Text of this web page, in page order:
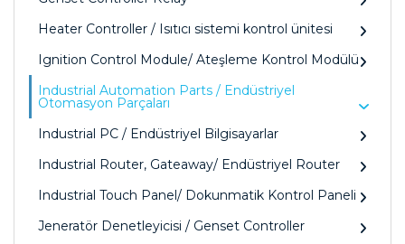
Heater Controller / Isıtıcı sistemi kontrol ünitesi
Ignition Control Module/ Ateşleme Kontrol Modülü
Industrial Automation Parts / Endüstriyel
Otomasyon Parçaları
Industrial PC / Endüstriyel Bilgisayarlar
Industrial Router, Gateaway/ Endüstriyel Router
Industrial Touch Panel/ Dokunmatik Kontrol Paneli
Jeneratör Denetleyicisi / Genset Controller